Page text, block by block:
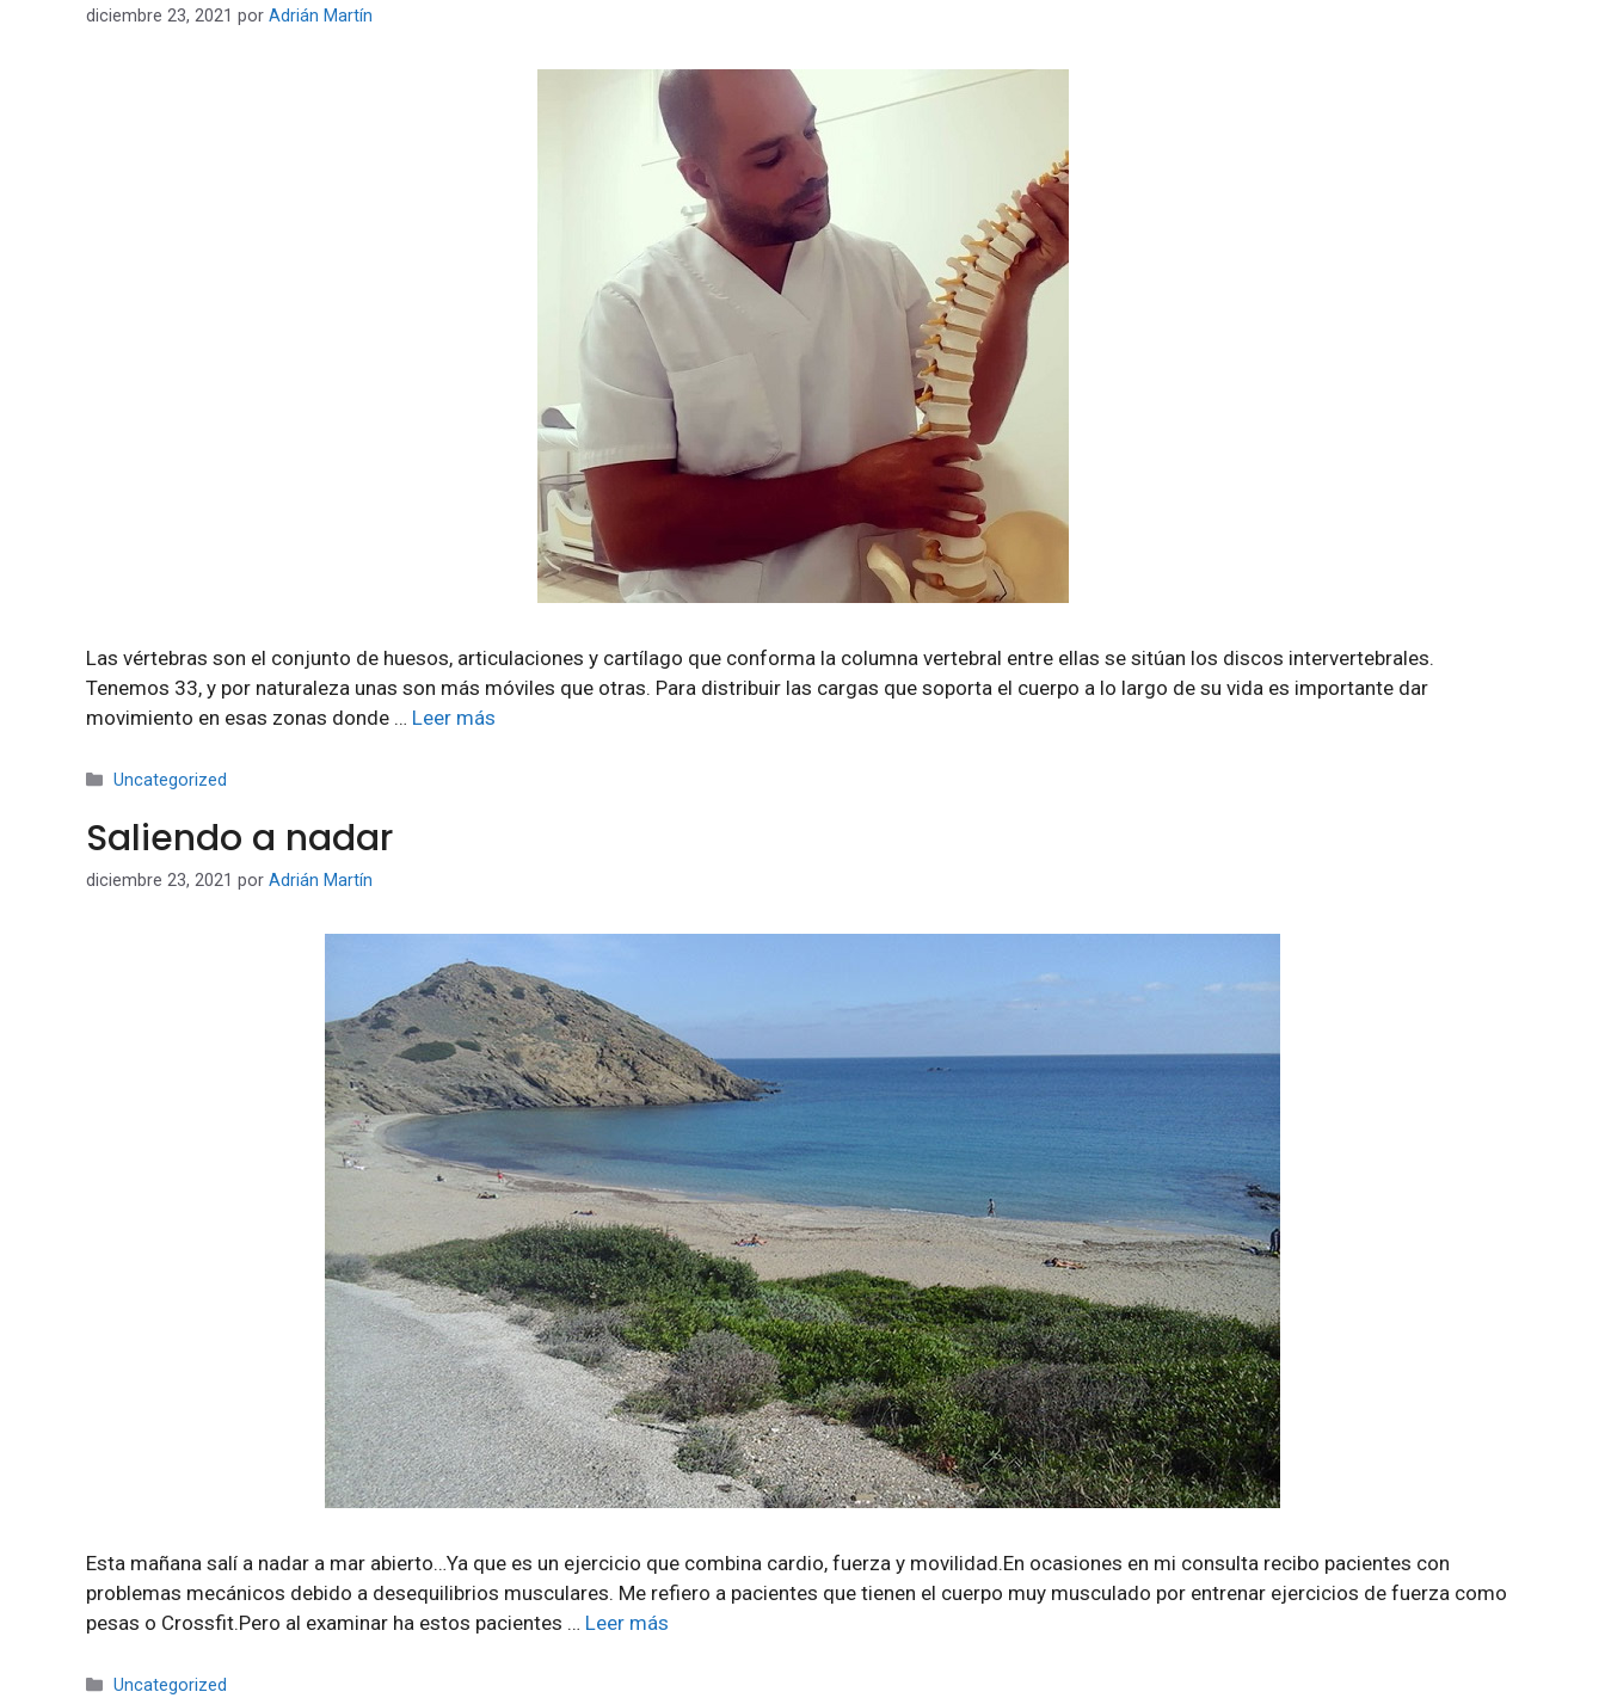
diciembre 23, 2021 por Adrián Martín
Las vértebras son el conjunto de huesos, articulaciones y cartílago que conforma la columna vertebral entre ellas se sitúan los discos intervertebrales.
Tenemos 33, y por naturaleza unas son más móviles que otras. Para distribuir las cargas que soporta el cuerpo a lo largo de su vida es importante dar
movimiento en esas zonas donde … Leer más
Categorías
Uncategorized
Saliendo a nadar
diciembre 23, 2021 por Adrián Martín
Esta mañana salí a nadar a mar abierto…Ya que es un ejercicio que combina cardio, fuerza y movilidad.En ocasiones en mi consulta recibo pacientes con
problemas mecánicos debido a desequilibrios musculares. Me refiero a pacientes que tienen el cuerpo muy musculado por entrenar ejercicios de fuerza como
pesas o Crossfit.Pero al examinar ha estos pacientes … Leer más
Categorías
Uncategorized